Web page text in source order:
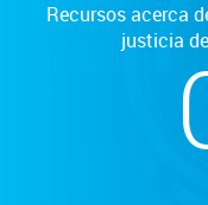
Recursos acerca
justicia